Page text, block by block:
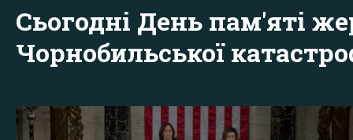
Сьогодні День пам'яті
Чорнобильської